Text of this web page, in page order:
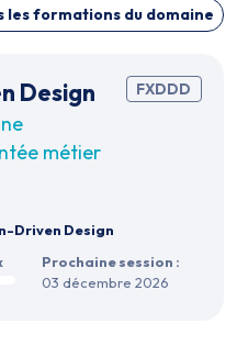
les formations du domaine
FXDDD
Design
métier
Driven Design
Prochaine session :
03 décembre 2026